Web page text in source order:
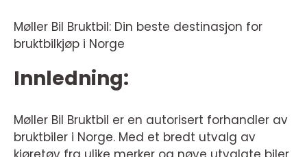
Møller Bil Bruktbil: Din beste destinasjon for
bruktbilkjøp i Norge
Innledning:
Møller Bil Bruktbil er en autorisert forhandler av
bruktbiler i Norge. Med et bredt utvalg av